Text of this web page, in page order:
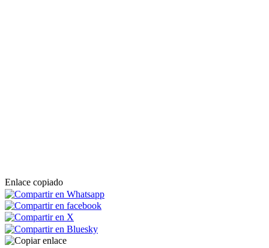
Enlace copiado